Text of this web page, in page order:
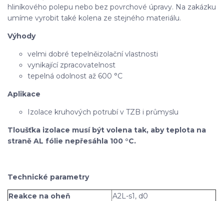
hliníkového polepu nebo bez povrchové úpravy. Na zakázku
umíme vyrobit také kolena ze stejného materiálu.
Výhody
velmi dobré tepelněizolační vlastnosti
vynikající zpracovatelnost
tepelná odolnost až 600 °C
Aplikace
Izolace kruhových potrubí v TZB i průmyslu
Tloušťka izolace musí být volena tak, aby teplota na
straně AL fólie nepřesáhla 100 °C.
Technické parametry
Reakce na oheň
A2L-s1, d0